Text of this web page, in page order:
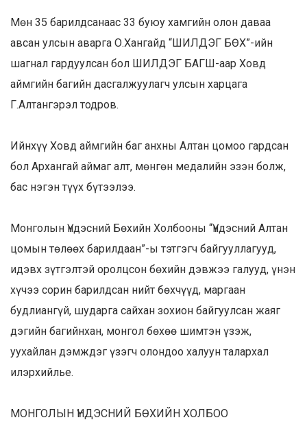
Мөн 35 барилдсанаас 33 буюу хамгийн олон даваа
авсан улсын аварга О.Хангайд “ШИЛДЭГ БӨХ”-ийн
шагнал гардуулсан бол ШИЛДЭГ БАГШ-аар Ховд
аймгийн багийн дасгалжуулагч улсын харцага
Г.Алтангэрэл тодров.
Ийнхүү Ховд аймгийн баг анхны Алтан цомоо гардсан
бол Архангай аймаг алт, мөнгөн медалийн эзэн болж,
бас нэгэн түүх бүтээлээ.
Монголын Үндэсний Бөхийн Холбооны “Үндэсний Алтан
цомын төлөөх барилдаан”-ы тэтгэгч байгууллагууд,
идэвх зүтгэлтэй оролцсон бөхийн дэвжээ галууд, үнэн
хүчээ сорин барилдсан нийт бөхчүүд, маргаан
будлиангүй, шударга сайхан зохион байгуулсан жаяг
дэгийн багийнхан, монгол бөхөө шимтэн үзэж,
уухайлан дэмждэг үзэгч олондоо халуун талархал
илэрхийлье.
МОНГОЛЫН ҮНДЭСНИЙ БӨХИЙН ХОЛБОО